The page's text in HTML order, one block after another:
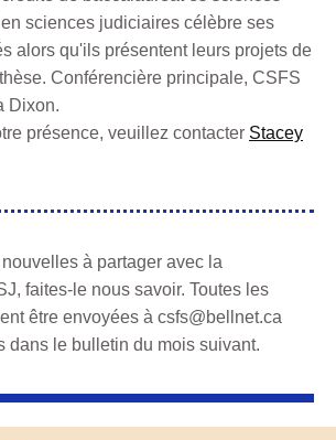
sciences judiciaires célèbre ses
alors qu'ils présentent leurs projets de
Conférencière principale, CSFS
Dixon.
présence, veuillez contacter Stacey
à partager avec la
faites-le nous savoir. Toutes les
être envoyées à csfs@bellnet.ca
dans le bulletin du mois suivant.